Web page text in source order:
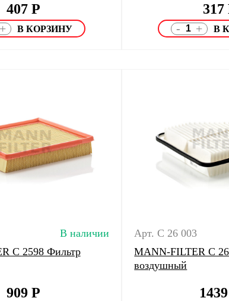
407Р
+
317
- +
В наличии
C 2598 Фильтр
909Р
Арт. C 26 003
MANN-FILTER C
воздушный